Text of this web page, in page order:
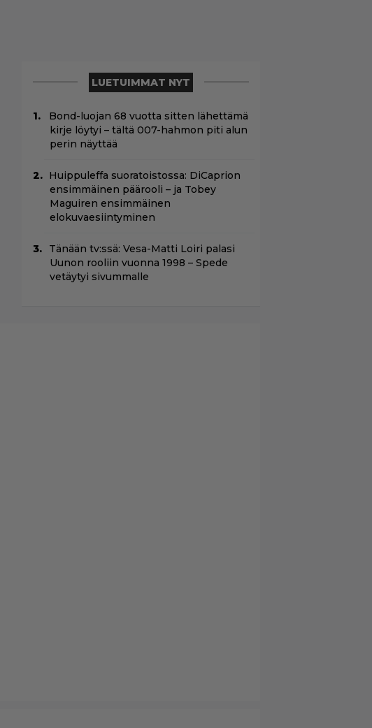
LUETUIMMAT NYT
Bond-luojan 68 vuotta sitten lähettämä
kirje löytyi – tältä 007-hahmon piti alun
perin näyttää
Huippuleffa suoratoistossa: DiCaprion
ensimmäinen päärooli – ja Tobey
Maguiren ensimmäinen
elokuvaesiintyminen
Tänään tv:ssä: Vesa-Matti Loiri palasi
Uunon rooliin vuonna 1998 – Spede
vetäytyi sivummalle